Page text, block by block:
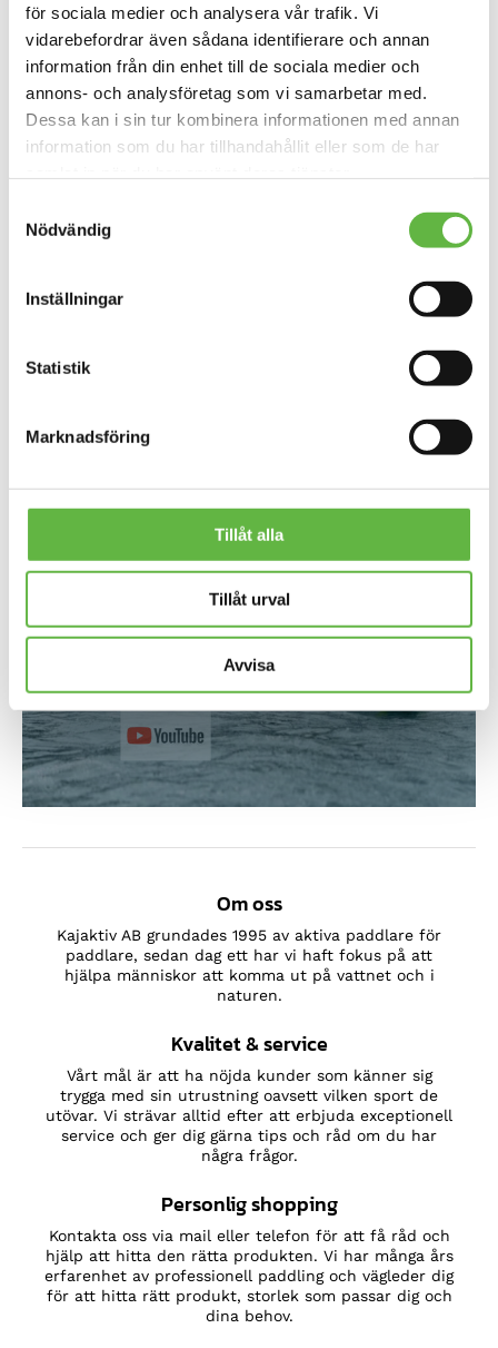
för sociala medier och analysera vår trafik. Vi
vidarebefordrar även sådana identifierare och annan
information från din enhet till de sociala medier och
annons- och analysföretag som vi samarbetar med.
Dessa kan i sin tur kombinera informationen med annan
information som du har tillhandahållit eller som de har
Nödvändig
Inställningar
Statistik
Marknadsföring
Tillåt alla
Tillåt urval
Avvisa
Hiko, Odin Air4.X, torrdräkt
– Inferno
11 775.25kr
Hiko, Valkyrie Air4.X,
paddeldräkt
7
till
660kr
Förboka din forskajak redan nu.
Nyhet! Prijon Neptune i Prilite
Video och mer information här
Om oss
Kajaktiv AB grundades 1995 av aktiva paddlare för
paddlare, sedan dag ett har vi haft fokus på att
hjälpa människor att komma ut på vattnet och i
naturen.
Kvalitet & service
Vårt mål är att ha nöjda kunder som känner sig
trygga med sin utrustning oavsett vilken sport de
utövar. Vi strävar alltid efter att erbjuda exceptionell
service och ger dig gärna tips och råd om du har
några frågor.
Personlig shopping
Kontakta oss via mail eller telefon för att få råd och
hjälp att hitta den rätta produkten. Vi har många års
erfarenhet av professionell paddling och vägleder dig
för att hitta rätt produkt, storlek som passar dig och
dina behov.